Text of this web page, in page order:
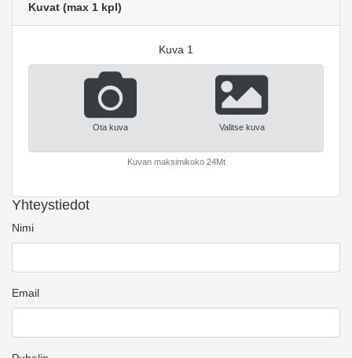
Kuvat (max 1 kpl)
Kuva 1
Ota kuva Valitse kuva
Kuvan maksimikoko 24Mt
Yhteystiedot
Nimi
Email